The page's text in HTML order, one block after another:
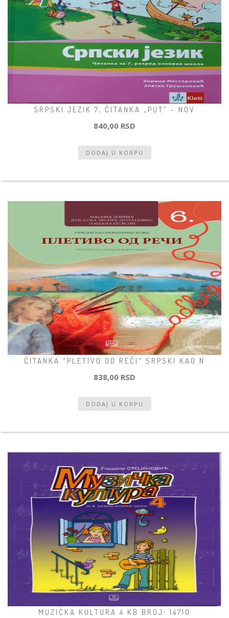
SRPSKI JEZIK 7, ČITANKA „PUT” - NOV
840,00 RSD
ČITANKA "PLETIVO OD REČI" SRPSKI KAO N
838,00 RSD
MUZIČKA KULTURA 4 KB BROJ: 14710